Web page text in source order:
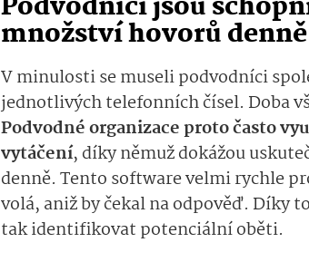
množství hovorů denně
V minulosti se museli podvodníci
jednotlivých telefonních čísel. Doba
Podvodné organizace proto často
vytáčení, díky němuž dokážou
denně. Tento software velmi rychle
volá, aniž by čekal na odpověď. Díky
tak identifikovat potenciální oběti.